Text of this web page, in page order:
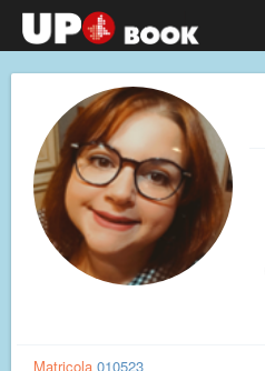
Matricola 010523